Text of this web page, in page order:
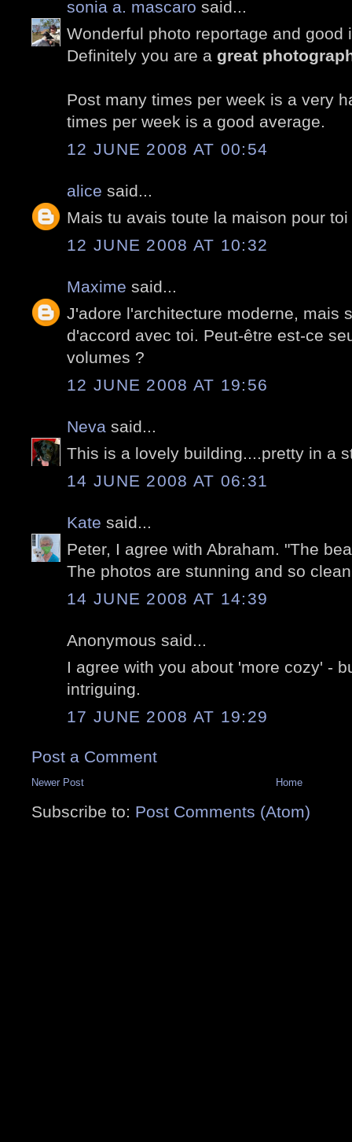
sonia a. mascaro said...
Wonderful photo reportage and good
Definitely you are a great
Post many times per week is a very
times per week is a good average.
12 JUNE 2008 AT 00:54
alice said...
Mais tu avais toute la maison pour
12 JUNE 2008 AT 10:32
Maxime said...
J'adore l'architecture moderne, mais
d'accord avec toi. Peut-être est-ce
volumes ?
12 JUNE 2008 AT 19:56
Neva said...
This is a lovely building....pretty in a
14 JUNE 2008 AT 06:31
Kate said...
Peter, I agree with Abraham. "The
The photos are stunning and so
14 JUNE 2008 AT 14:39
Anonymous said...
I agree with you about 'more cozy' -
intriguing.
17 JUNE 2008 AT 19:29
Post a Comment
Newer Post Home
Subscribe to: Post Comments (Atom)